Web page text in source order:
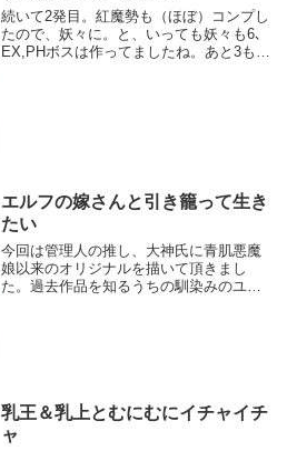
続いて2発目。紅魔勢も（ほぼ）コンプし
たので、妖々に。と、いっても妖々も6､
EX,PHボスは作ってましたね。あと3も…
エルフの嫁さんと引き籠って生き
たい
今回は管理人の推し、大神氏に青肌悪魔
娘以来のオリジナルを描いて頂きまし
た。過去作品を知るうちの馴染みのユー
乳王＆乳上とむにむにイチャイチ
ャ